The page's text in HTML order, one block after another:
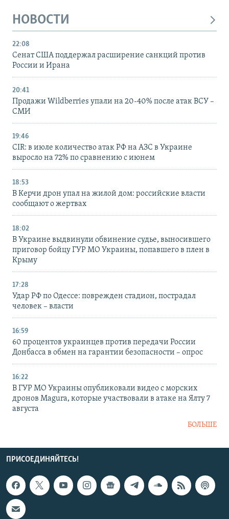
НОВОСТИ
22:08
Сенат США поддержал расширение санкций против
России и Ирана
20:41
Продажи Wildberries упали на 20-40% после атак ВСУ –
СМИ
19:46
CIR: в июле количество атак РФ на АЗС в Украине
выросло на 72% по сравнению с июнем
18:53
В Керчи дрон упал на жилой дом: российские власти
сообщают о жертвах
18:02
В Украине выдвинули обвинение судье, выносившего
приговор бойцу ГУР МО Украины, попавшего в плен в
Крыму
17:28
Удар РФ по Одессе: поврежден стадион, пострадал
человек – власти
16:59
60 процентов украинцев против передачи России
Донбасса в обмен на гарантии безопасности – опрос
16:22
В ГУР МО Украины опубликовали видео с морских
дронов Magura, которые участвовали в атаке на Ялту 7
августа
БОЛЬШЕ
ПРИСОЕДИНЯЙТЕСЬ!